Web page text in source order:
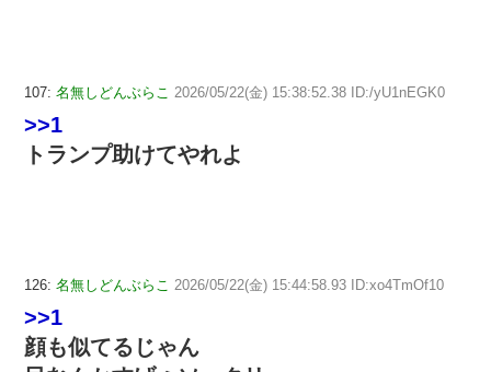
107: 名無しどんぶらこ 2026/05/22(金) 15:38:52.38 ID:/yU1nEGK0
>>1
トランプ助けてやれよ
126: 名無しどんぶらこ 2026/05/22(金) 15:44:58.93 ID:xo4TmOf10
>>1
顔も似てるじゃん